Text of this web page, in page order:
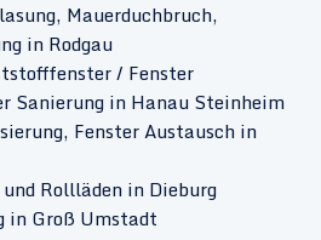
Mauerduchbruch,
in Rodgau
/ Fenster
Sanierung in Hanau Steinheim
Fenster Austausch in
Rollläden in Dieburg
in Groß Umstadt